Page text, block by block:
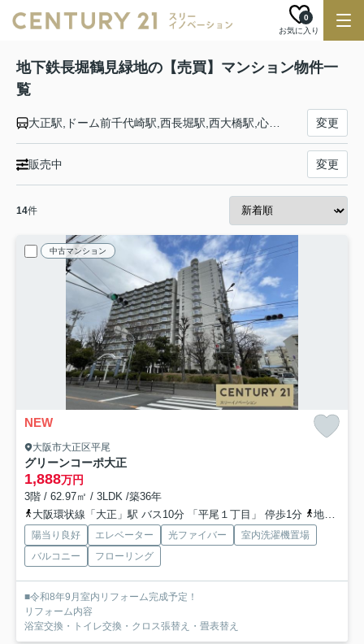
お気に入り
0
地下鉄長堀鶴見緑地の【売買】マンション物件一
覧
変更
販売中 変更
14件
中古マンション
NEW
大阪市大正区平尾
グリーンコーポ大正
1,888万円
3階 / 62.97㎡ / 3LDK /築36年
大阪環状線「大正」駅 バス10分 「平尾１丁目」 停歩1分
地下鉄長堀鶴見緑地「大正」駅 バス10分 「平尾１丁目」 停歩1分
陽当り良好 エレベーター 光ファイバー
室内洗濯機置場
バルコニー
フローリング
■令和8年9月室内リフォーム完成予定！
リフォーム内容
浴室交換・トイレ交換・クロス張替え・畳表替え